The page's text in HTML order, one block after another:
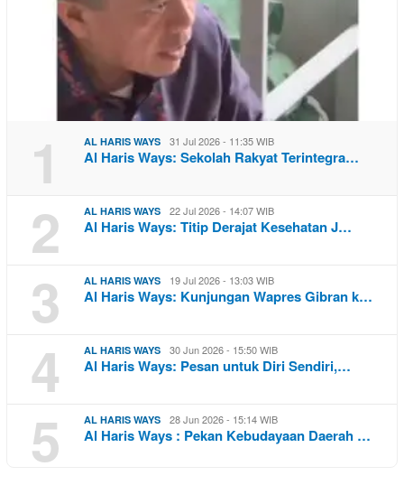
1 AL HARIS WAYS 31 Jul 2026 - 11:35 WIB
Al Haris Ways: Sekolah Rakyat Terintegra…
2 AL HARIS WAYS 22 Jul 2026 - 14:07 WIB
Al Haris Ways: Titip Derajat Kesehatan J…
3 AL HARIS WAYS 19 Jul 2026 - 13:03 WIB
Al Haris Ways: Kunjungan Wapres Gibran k…
4 AL HARIS WAYS 30 Jun 2026 - 15:50 WIB
Al Haris Ways: Pesan untuk Diri Sendiri,…
5 AL HARIS WAYS 28 Jun 2026 - 15:14 WIB
Al Haris Ways : Pekan Kebudayaan Daerah …